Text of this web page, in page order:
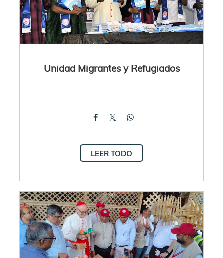
Unidad Migrantes y Refugiados
LEER TODO